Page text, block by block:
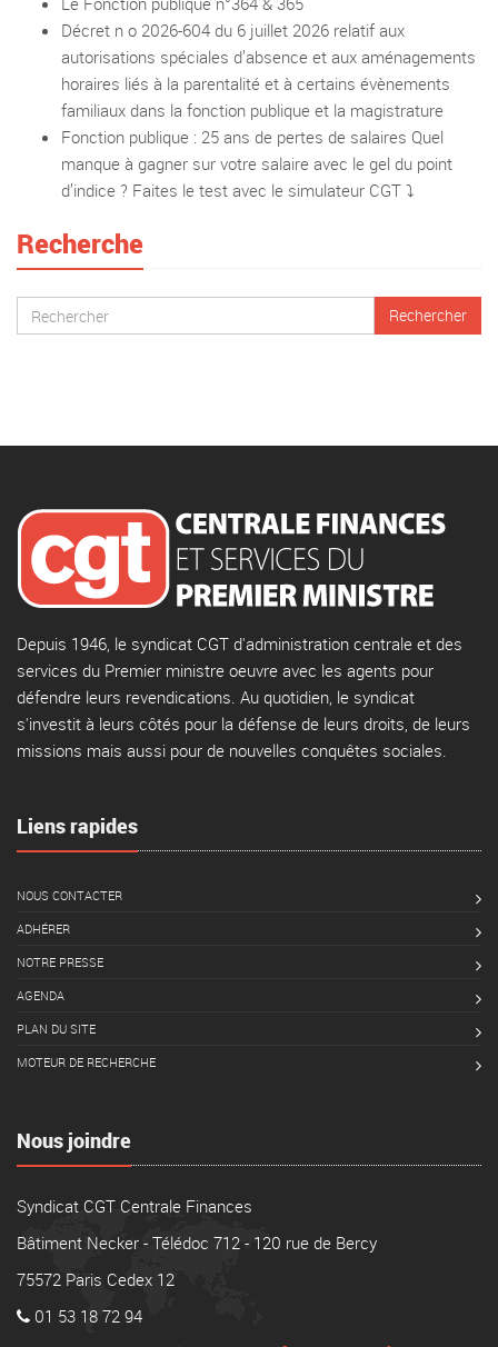
Décret n o 2026-604 du 6 juillet 2026 relatif aux
autorisations spéciales d’absence et aux aménagements
horaires liés à la parentalité et à certains évènements
familiaux dans la fonction publique et la magistrature
Fonction publique : 25 ans de pertes de salaires Quel
manque à gagner sur votre salaire avec le gel du point
d’indice ? Faites le test avec le simulateur CGT ⤵️
Recherche
Depuis 1946, le syndicat CGT d'administration centrale et des
services du Premier ministre oeuvre avec les agents pour
défendre leurs revendications. Au quotidien, le syndicat
s'investit à leurs côtés pour la défense de leurs droits, de leurs
missions mais aussi pour de nouvelles conquêtes sociales.
Liens rapides
NOUS CONTACTER
ADHÉRER
NOTRE PRESSE
AGENDA
PLAN DU SITE
MOTEUR DE RECHERCHE
Nous joindre
Syndicat CGT Centrale Finances
Bâtiment Necker - Télédoc 712 - 120 rue de Bercy
75572 Paris Cedex 12
01 53 18 72 94